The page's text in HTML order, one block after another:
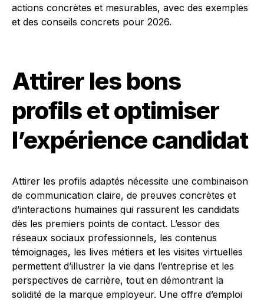
actions concrètes et mesurables, avec des exemples
et des conseils concrets pour 2026.
Attirer les bons
profils et optimiser
l’expérience candidat
Attirer les profils adaptés nécessite une combinaison
de communication claire, de preuves concrètes et
d’interactions humaines qui rassurent les candidats
dès les premiers points de contact. L’essor des
réseaux sociaux professionnels, les contenus
témoignages, les lives métiers et les visites virtuelles
permettent d’illustrer la vie dans l’entreprise et les
perspectives de carrière, tout en démontrant la
solidité de la marque employeur. Une offre d’emploi